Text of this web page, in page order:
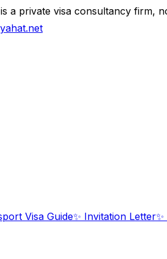
a private visa consultancy
Visa Guide✨ Invitation Letter✨